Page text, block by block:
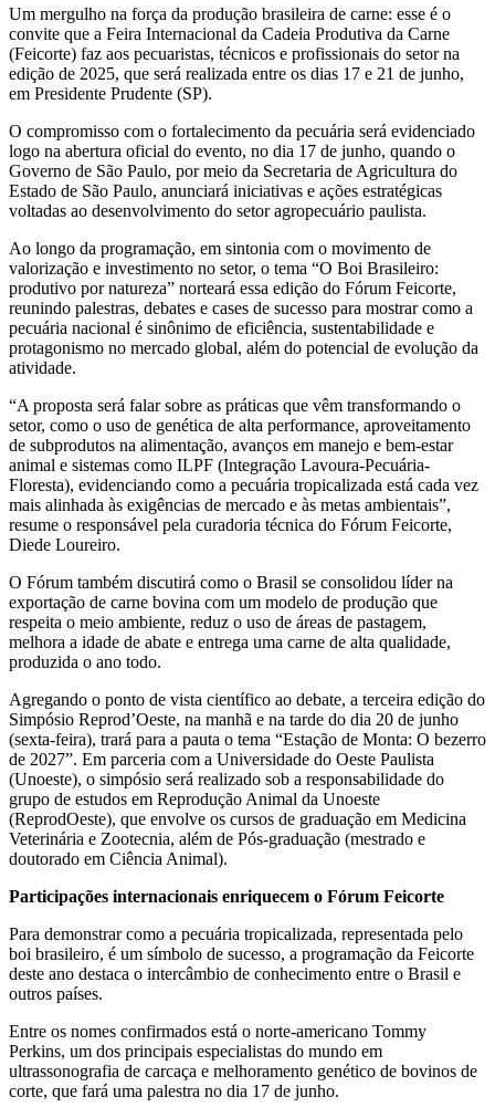
Um mergulho na força da produção brasileira de carne: esse é o
convite que a Feira Internacional da Cadeia Produtiva da Carne
(Feicorte) faz aos pecuaristas, técnicos e profissionais do setor na
edição de 2025, que será realizada entre os dias 17 e 21 de junho,
em Presidente Prudente (SP).
O compromisso com o fortalecimento da pecuária será evidenciado
logo na abertura oficial do evento, no dia 17 de junho, quando o
Governo de São Paulo, por meio da Secretaria de Agricultura do
Estado de São Paulo, anunciará iniciativas e ações estratégicas
voltadas ao desenvolvimento do setor agropecuário paulista.
Ao longo da programação, em sintonia com o movimento de
valorização e investimento no setor, o tema “O Boi Brasileiro:
produtivo por natureza” norteará essa edição do Fórum Feicorte,
reunindo palestras, debates e cases de sucesso para mostrar como a
pecuária nacional é sinônimo de eficiência, sustentabilidade e
protagonismo no mercado global, além do potencial de evolução da
atividade.
“A proposta será falar sobre as práticas que vêm transformando o
setor, como o uso de genética de alta performance, aproveitamento
de subprodutos na alimentação, avanços em manejo e bem-estar
animal e sistemas como ILPF (Integração Lavoura-Pecuária-
Floresta), evidenciando como a pecuária tropicalizada está cada vez
mais alinhada às exigências de mercado e às metas ambientais”,
resume o responsável pela curadoria técnica do Fórum Feicorte,
Diede Loureiro.
O Fórum também discutirá como o Brasil se consolidou líder na
exportação de carne bovina com um modelo de produção que
respeita o meio ambiente, reduz o uso de áreas de pastagem,
melhora a idade de abate e entrega uma carne de alta qualidade,
produzida o ano todo.
Agregando o ponto de vista científico ao debate, a terceira edição do
Simpósio Reprod’Oeste, na manhã e na tarde do dia 20 de junho
(sexta-feira), trará para a pauta o tema “Estação de Monta: O bezerro
de 2027”. Em parceria com a Universidade do Oeste Paulista
(Unoeste), o simpósio será realizado sob a responsabilidade do
grupo de estudos em Reprodução Animal da Unoeste
(ReprodOeste), que envolve os cursos de graduação em Medicina
Veterinária e Zootecnia, além de Pós-graduação (mestrado e
doutorado em Ciência Animal).
Participações internacionais enriquecem o Fórum Feicorte
Para demonstrar como a pecuária tropicalizada, representada pelo
boi brasileiro, é um símbolo de sucesso, a programação da Feicorte
deste ano destaca o intercâmbio de conhecimento entre o Brasil e
outros países.
Entre os nomes confirmados está o norte-americano Tommy
Perkins, um dos principais especialistas do mundo em
ultrassonografia de carcaça e melhoramento genético de bovinos de
corte, que fará uma palestra no dia 17 de junho.